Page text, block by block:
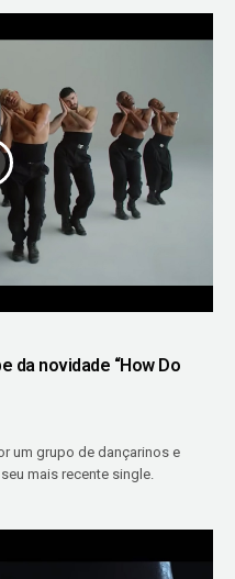
da novidade “How Do
um grupo de dançarinos e
mais recente single.